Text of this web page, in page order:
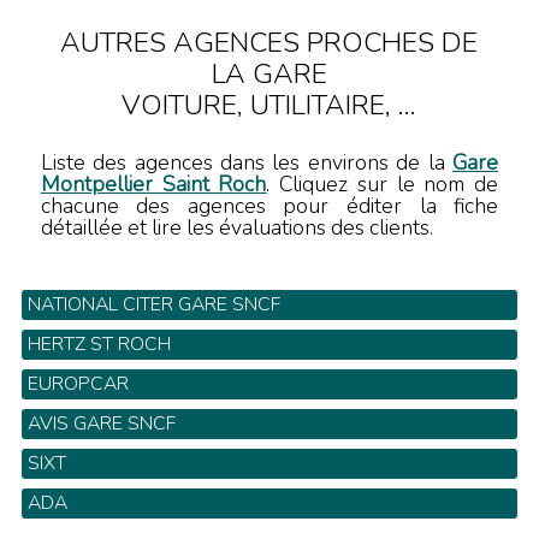
AUTRES AGENCES PROCHES DE
LA GARE
VOITURE, UTILITAIRE, ...
Liste des agences dans les environs de laGare
Montpellier Saint Roch. Cliquez sur le nom de
chacune des agences pour éditer la fiche
détaillée et lire les évaluations des clients.
NATIONAL CITER GARE SNCF
Gare SNCF - Tel: 04 67 06 51 80
HERTZ ST ROCH
1 Rue Grand St Jean - Tel: 04 67 06 87 90
EUROPCAR
Gare SNCF - Tel: 0 825 003 036
AVIS GARE SNCF
Gare Sncf Parking Maurin - Tel: 0 820 61 16 43
SIXT
Gare SNCF - Tel: 0 820 00 74 98
ADA